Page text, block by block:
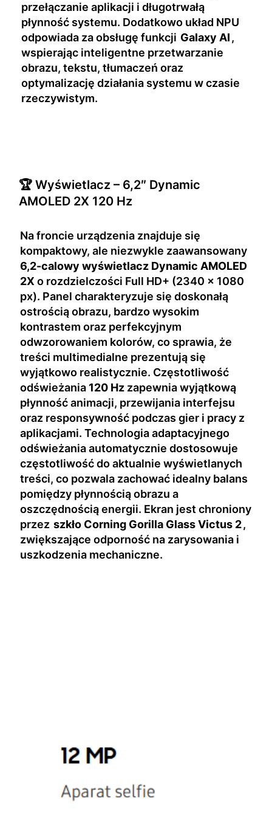
przełączanie aplikacji i długotrwałą
płynność systemu. Dodatkowo układ NPU
odpowiada za obsługę funkcji Galaxy AI,
wspierając inteligentne przetwarzanie
obrazu, tekstu, tłumaczeń oraz
optymalizację działania systemu w czasie
rzeczywistym.
🏆 Wyświetlacz – 6,2″ Dynamic
AMOLED 2X 120 Hz
Na froncie urządzenia znajduje się
kompaktowy, ale niezwykle zaawansowany
6,2-calowy wyświetlacz Dynamic AMOLED
2X o rozdzielczości Full HD+ (2340 × 1080
px). Panel charakteryzuje się doskonałą
ostrością obrazu, bardzo wysokim
kontrastem oraz perfekcyjnym
odwzorowaniem kolorów, co sprawia, że
treści multimedialne prezentują się
wyjątkowo realistycznie. Częstotliwość
odświeżania 120 Hz zapewnia wyjątkową
płynność animacji, przewijania interfejsu
oraz responsywność podczas gier i pracy z
aplikacjami. Technologia adaptacyjnego
odświeżania automatycznie dostosowuje
częstotliwość do aktualnie wyświetlanych
treści, co pozwala zachować idealny balans
pomiędzy płynnością obrazu a
oszczędnością energii. Ekran jest chroniony
przez szkło Corning Gorilla Glass Victus 2,
zwiększające odporność na zarysowania i
uszkodzenia mechaniczne.